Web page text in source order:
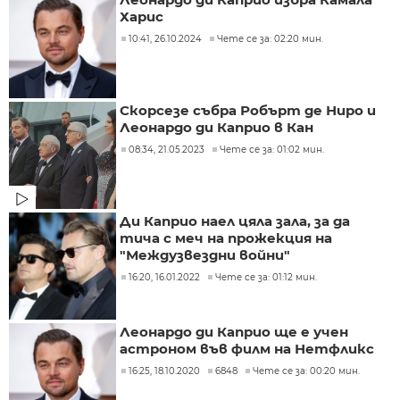
Харис
10:41, 26.10.2024 Чете се за: 02:20 мин.
Скорсезе събра Робърт де Ниро и
Леонардо ди Каприо в Кан
08:34, 21.05.2023 Чете се за: 01:02 мин.
Ди Каприо наел цяла зала, за да
тича с меч на прожекция на
"Междузвездни войни"
16:20, 16.01.2022 Чете се за: 01:12 мин.
Леонардо ди Каприо ще е учен
астроном във филм на Нетфликс
16:25, 18.10.2020 6848 Чете се за: 00:20 мин.